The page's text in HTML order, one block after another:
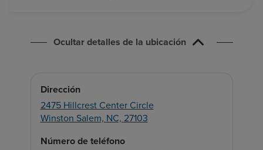
Ocultar detalles de la ubicación
Dirección
2475 Hillcrest Center Circle
Winston Salem, NC, 27103
Número de teléfono